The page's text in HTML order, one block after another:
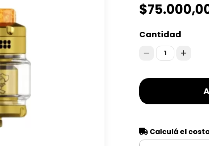
Cantidad
1
Calculá el